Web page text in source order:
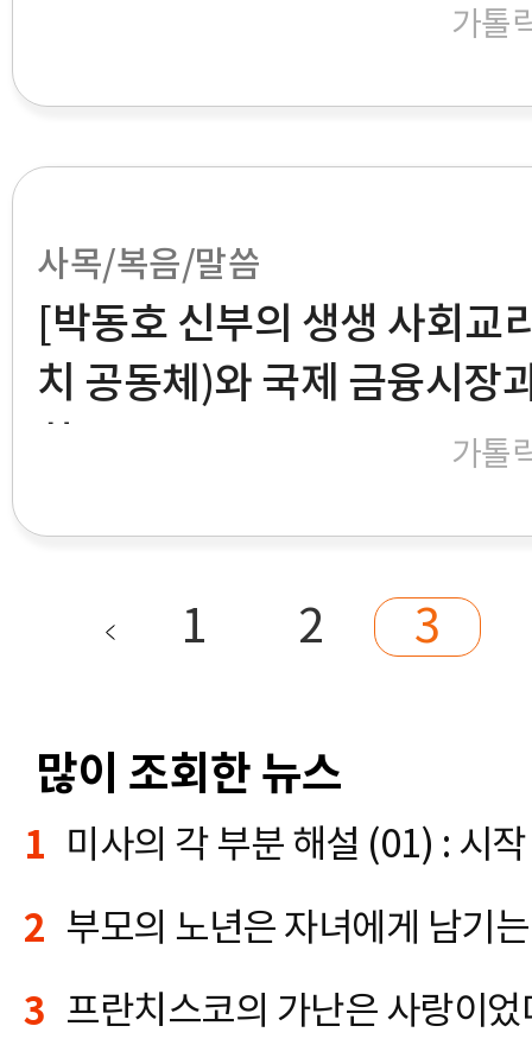
가톨
사목/복음/말씀
[박동호 신부의 생생 사회교
치 공동체)와 국제 금융시장
가톨
1 2 3
많이 조회한 뉴스
1 미사의 각 부분 해설 (01) : 시
2 부모의 노년은 자녀에게 남기
3 프란치스코의 가난은 사랑이었